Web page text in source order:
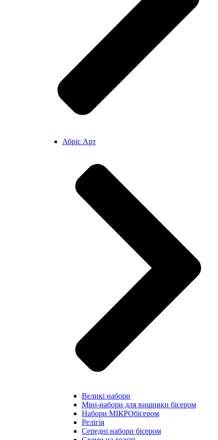
Абріс Арт
Великі набори
Міні-набори для вишивки бісером
Набори МІКРОбісером
Релігія
Середні набори бісером